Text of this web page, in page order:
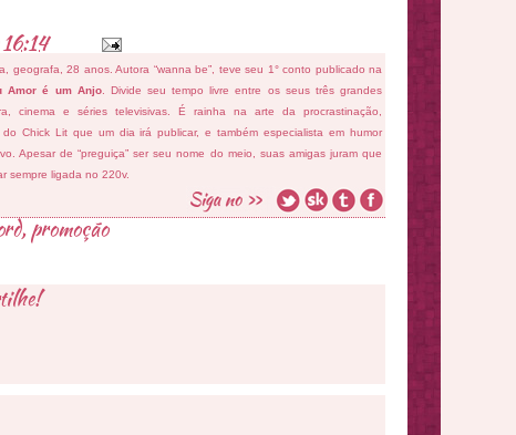
16:14
geografa, 28 anos. Autora “wanna be”, teve seu 1° conto publicado na
Amor é um Anjo. Divide seu tempo livre entre os seus três grandes
cinema e séries televisivas. É rainha na arte da procrastinação,
do Chick Lit que um dia irá publicar, e também especialista em humor
Apesar de “preguiça” ser seu nome do meio, suas amigas juram que
sempre ligada no 220v.
,promoção